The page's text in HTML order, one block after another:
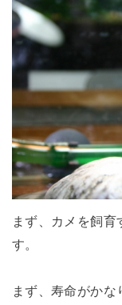
まず、カメを飼育
す。
まず、寿命がか